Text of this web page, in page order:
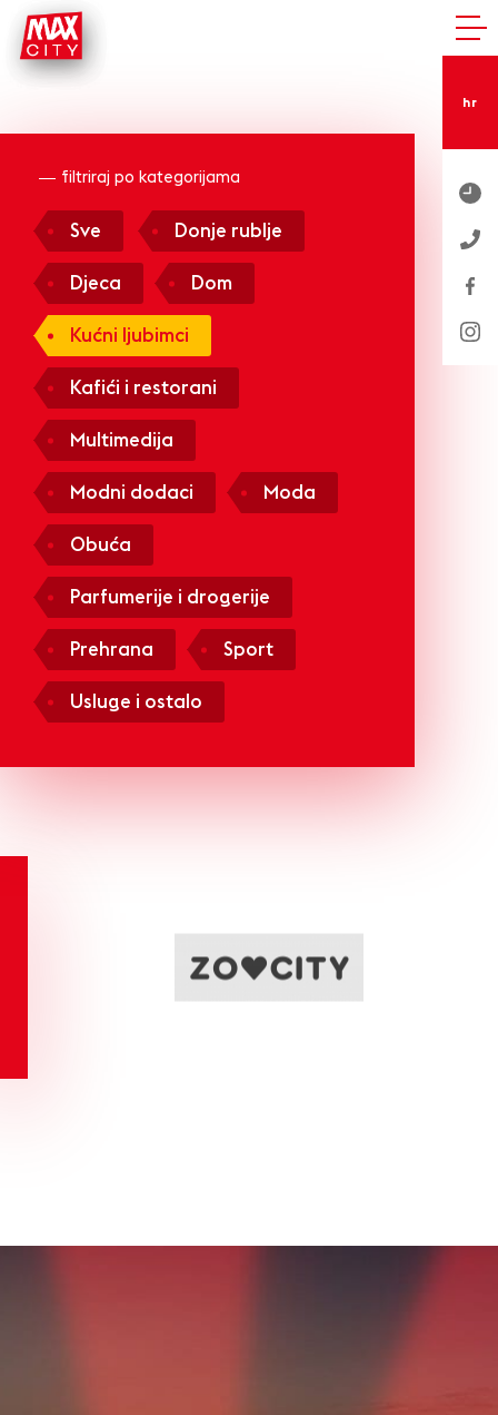
hr
filtriraj po kategorijama
Sve Donje rublje
Djeca Dom
Kućni ljubimci
Kafići i restorani
Multimedija
Modni dodaci Moda
Obuća
Parfumerije i drogerije
Prehrana Sport
Usluge i ostalo